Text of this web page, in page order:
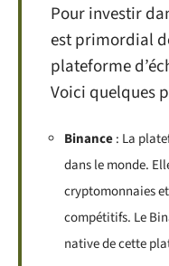
Pour investir
est primordial
plateforme
Voici quelques
Binance: La
dans le monde.
cryptomonnaies
compétitifs. Le
native de cette